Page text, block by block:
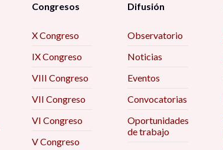
Congresos
X Congreso
IX Congreso
VIII Congreso
VII Congreso
VI Congreso
V Congreso
Difusión
Observatorio
Noticias
Eventos
Convocatorias
Oportunidades
de trabajo